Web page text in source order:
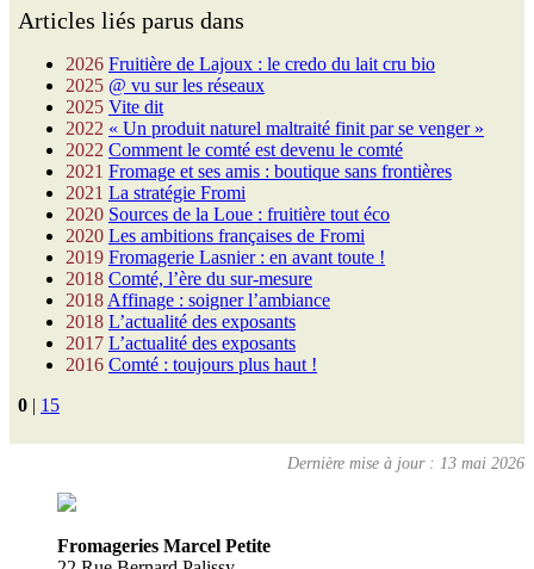
Articles liés parus dans
2026 Fruitière de Lajoux : le credo du lait cru bio
2025 @ vu sur les réseaux
2025 Vite dit
2022 « Un produit naturel maltraité finit par se venger »
2022 Comment le comté est devenu le comté
2021 Fromage et ses amis : boutique sans frontières
2021 La stratégie Fromi
2020 Sources de la Loue : fruitière tout éco
2020 Les ambitions françaises de Fromi
2019 Fromagerie Lasnier : en avant toute !
2018 Comté, l’ère du sur-mesure
2018Affinage : soigner l’ambiance
2018 L’actualité des exposants
2017 L’actualité des exposants
2016 Comté : toujours plus haut !
0 | 15
Dernière mise à jour : 13 mai 2026
Fromageries Marcel Petite